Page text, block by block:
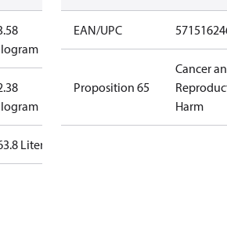
Liter
EAN/UPC
Proposition 65
Cancer
Harm